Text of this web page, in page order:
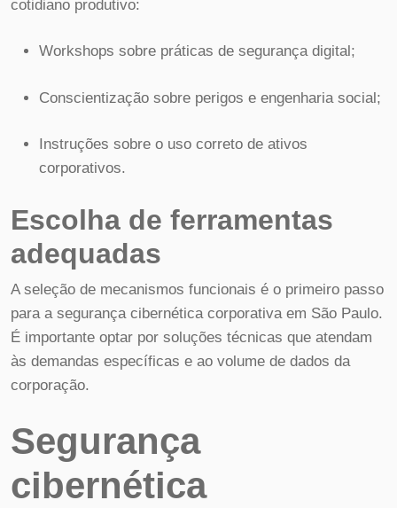
cotidiano produtivo:
Workshops sobre práticas de segurança digital;
Conscientização sobre perigos e engenharia social;
Instruções sobre o uso correto de ativos
corporativos.
Escolha de ferramentas
adequadas
A seleção de mecanismos funcionais é o primeiro passo
para a segurança cibernética corporativa em São Paulo.
É importante optar por soluções técnicas que atendam
às demandas específicas e ao volume de dados da
corporação.
Segurança
cibernética